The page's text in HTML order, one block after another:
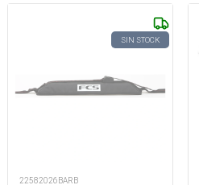
SIN STOCK
22582026BARB